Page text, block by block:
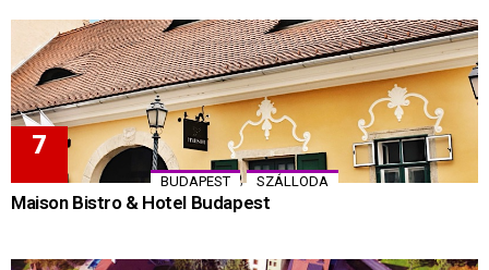
BUDAPEST , SZÁLLODA
Maison Bistro & Hotel Budapest